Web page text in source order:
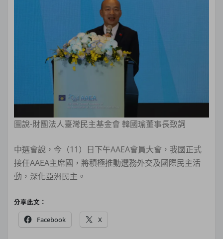
圖說-財團法人臺灣民主基金會 韓國瑜董事長致詞
中選會說，今（11）日下午AAEA會員大會，我國正式
接任AAEA主席國，將積極推動選務外交及國際民主活
動，深化亞洲民主。
分享此文：
Facebook X